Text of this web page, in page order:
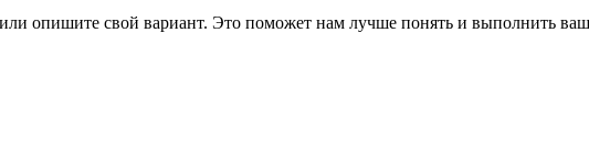
опишите свой вариант. Это поможет нам лучше понять и выполнить